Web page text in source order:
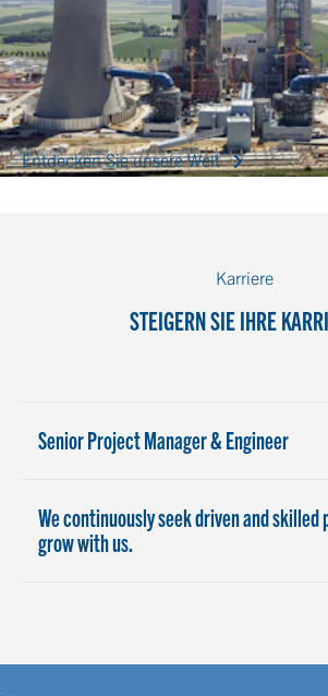
Entdecken Sie unsere Welt
Karriere
STEIGERN SIE IHRE
Senior Project Manager & Engineer
We continuously seek driven and
grow with us.